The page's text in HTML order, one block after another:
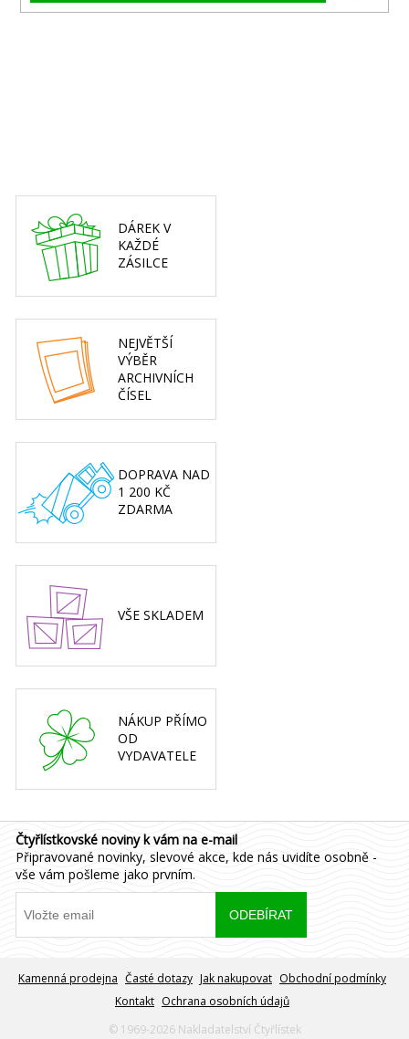
DÁREK V
KAŽDÉ
ZÁSILCE
NEJVĚTŠÍ
VÝBĚR
ARCHIVNÍCH
ČÍSEL
DOPRAVA NAD
1 200 KČ
ZDARMA
VŠE SKLADEM
NÁKUP PŘÍMO
OD
VYDAVATELE
Čtyřlístkovské noviny k vám na e-mail
Připravované novinky, slevové akce, kde nás uvidíte osobně -
vše vám pošleme jako prvním.
Kamenná prodejna Časté dotazy Jak nakupovat Obchodní podmínky
Kontakt Ochrana osobních údajů
© 1969-2026 Nakladatelství Čtyřlístek